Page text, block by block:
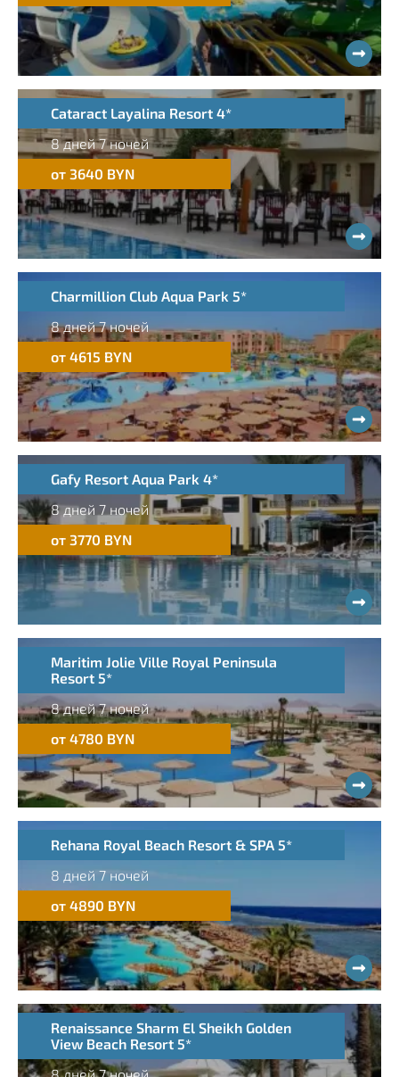
Cataract Layalina Resort 4*
8 дней 7 ночей
от 3640 BYN
Charmillion Club Aqua Park 5*
8 дней 7 ночей
от 4615 BYN
Gafy Resort Aqua Park 4*
8 дней 7 ночей
от 3770 BYN
Maritim Jolie Ville Royal Peninsula
Resort 5*
8 дней 7 ночей
от 4780 BYN
Rehana Royal Beach Resort & SPA 5*
8 дней 7 ночей
от 4890 BYN
Renaissance Sharm El Sheikh Golden
View Beach Resort 5*